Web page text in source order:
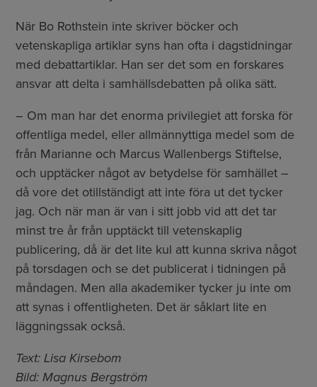
När Bo Rothstein inte skriver böcker och
vetenskapliga artiklar syns han ofta i dagstidningar
med debattartiklar. Han ser det som en forskares
ansvar att delta i samhällsdebatten på olika sätt.
– Om man har det enorma privilegiet att forska för
offentliga medel, eller allmännyttiga medel som de
från Marianne och Marcus Wallenbergs Stiftelse,
och upptäcker något av betydelse för samhället –
då vore det otillständigt att inte föra ut det tycker
jag. Och när man är van i sitt jobb vid att det tar
minst tre år från upptäckt till vetenskaplig
publicering, då är det lite kul att kunna skriva något
på torsdagen och se det publicerat i tidningen på
måndagen. Men alla akademiker tycker ju inte om
att synas i offentligheten. Det är såklart lite en
läggningssak också.
Text: Lisa Kirsebom
Bild: Magnus Bergström